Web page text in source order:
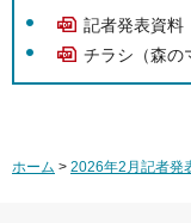
記者発表資料
チラシ（森の
ホーム > 2026年2月記者発